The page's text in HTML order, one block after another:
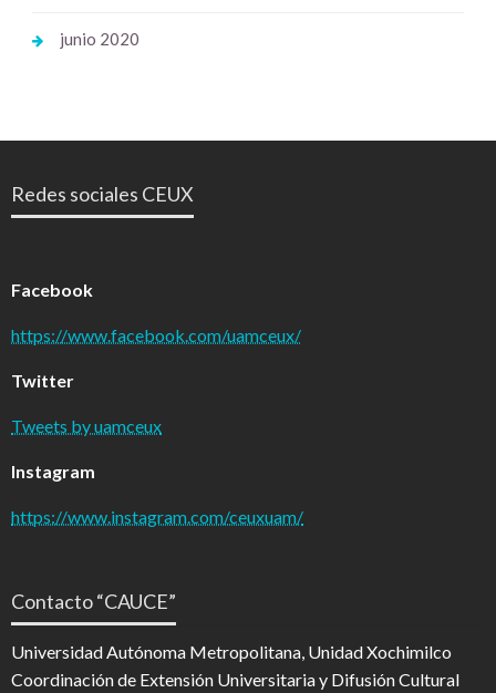
junio 2020
Redes sociales CEUX
Facebook
https://www.facebook.com/uamceux/
Twitter
Tweets by uamceux
Instagram
https://www.instagram.com/ceuxuam/
Contacto “CAUCE”
Universidad Autónoma Metropolitana, Unidad Xochimilco
Coordinación de Extensión Universitaria y Difusión Cultural